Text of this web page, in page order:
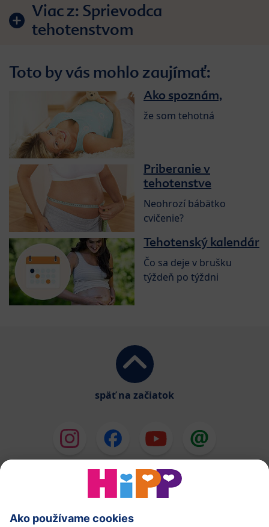
Viac z: Sprievodca
tehotenstvom
Toto by vás mohlo zaujímať:
Ako spoznám,
že som tehotná
Priberanie v
tehotenstve
Neohrozí bábätko
cvičenie?
Tehotenský kalendár
Čo sa deje v brušku
týždeň po týždni
späť na začiatok
HiPP Mlieka
HiPP Príkrmy